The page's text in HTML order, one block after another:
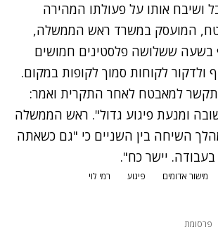
ושיבח אותו על פעולתו המהירה
המועסק במשרד ראש הממשלה,
בשעה ששלושה פלסטינים חמושים
ולדקור לקוחות סמוך לקופות במקום.
למאבטח לאחר התקרית ואמר:
ומנעת פיגוע גדול". ראש הממשלה
השיחה בין השניים כי "גם כשאתה
יישר כח".
מישור אדומים פיגוע רמי לוי
פרסומת